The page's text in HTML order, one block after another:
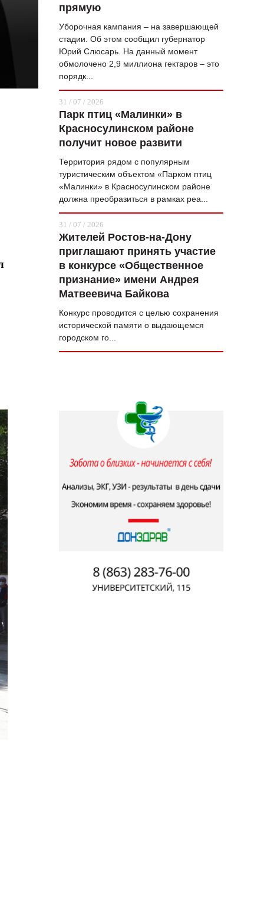
ЖУРНАЛ
прямую
Уборочная кампания – на завершающей
стадии. Об этом сообщил губернатор
Юрий Слюсарь. На данный момент
обмолочено 2,9 миллиона гектаров – это
порядк...
31 / 07 / 2026
Парк птиц «Малинки» в
Красносулинском районе
получит новое развити
Территория рядом с популярным
туристическим объектом «Парком птиц
«Малинки» в Красносулинском районе
должна преобразиться в рамках реа...
31 / 07 / 2026
Жителей Ростов-на-Дону
приглашают принять участие
в конкурсе «Общественное
признание» имени Андрея
Матвеевича Байкова
Конкурс проводится с целью сохранения
исторической памяти о выдающемся
городском го...